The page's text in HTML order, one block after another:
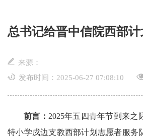
总书记给晋中信院西部
来源：
发布时间：2025-06-27 07:08:10
前言： 2025年五四青年节到来
特小学戍边支教西部计划志愿者服务